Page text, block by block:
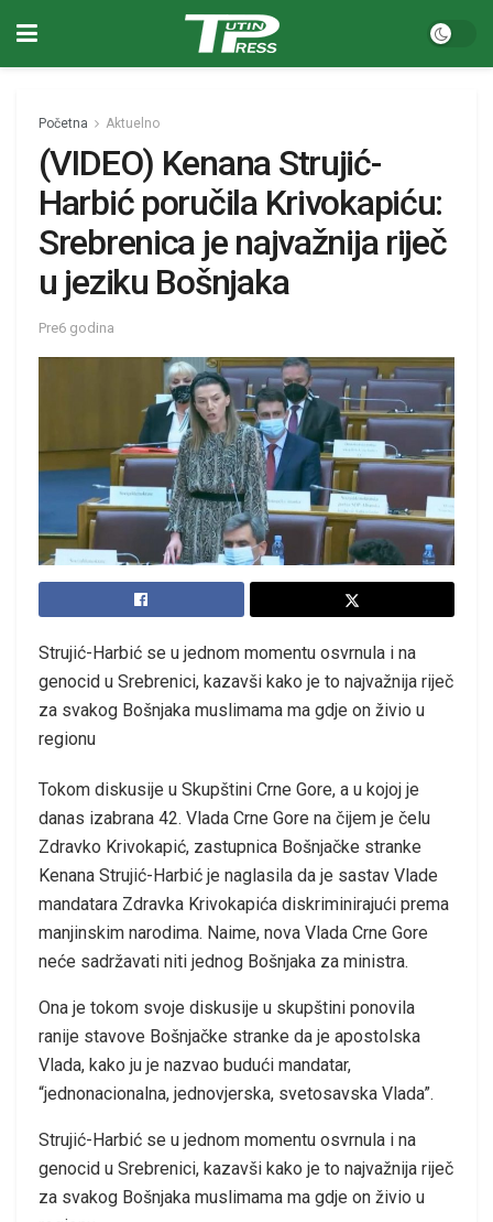
Početna Aktuelno
(VIDEO) Kenana Strujić-
Harbić poručila Krivokapiću:
Srebrenica je najvažnija riječ
u jeziku Bošnjaka
Pre6 godina
Strujić-Harbić se u jednom momentu osvrnula i na
genocid u Srebrenici, kazavši kako je to najvažnija riječ
za svakog Bošnjaka muslimama ma gdje on živio u
regionu
Tokom diskusije u Skupštini Crne Gore, a u kojoj je
danas izabrana 42. Vlada Crne Gore na čijem je čelu
Zdravko Krivokapić, zastupnica Bošnjačke stranke
Kenana Strujić-Harbić je naglasila da je sastav Vlade
mandatara Zdravka Krivokapića diskriminirajući prema
manjinskim narodima. Naime, nova Vlada Crne Gore
neće sadržavati niti jednog Bošnjaka za ministra.
Ona je tokom svoje diskusije u skupštini ponovila
ranije stavove Bošnjačke stranke da je apostolska
Vlada, kako ju je nazvao budući mandatar,
“jednonacionalna, jednovjerska, svetosavska Vlada”.
Strujić-Harbić se u jednom momentu osvrnula i na
genocid u Srebrenici, kazavši kako je to najvažnija riječ
za svakog Bošnjaka muslimama ma gdje on živio u